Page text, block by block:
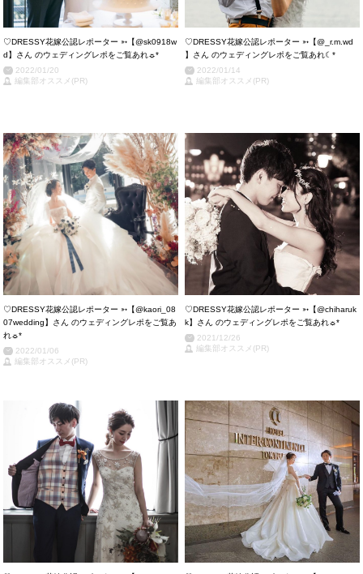
♡DRESSY花嫁公認レポーター ➳【@sk0918w
d】さん のウェディングレポをご覧あれ☼*
2022/01/20
編集部オススメ(PR)
♡DRESSY花嫁公認レポーター ➳【@_r.m.wd
】さん のウェディングレポをご覧あれ☾*
2022/01/14
編集部オススメ(PR)
♡DRESSY花嫁公認レポーター ➳【@kaori_08
07wedding】さん のウェディングレポをご覧あ
れ☼*
2022/01/06
編集部オススメ(PR)
♡DRESSY花嫁公認レポーター ➳【@chiharuk
k】さん のウェディングレポをご覧あれ☼*
2021/12/26
編集部オススメ(PR)